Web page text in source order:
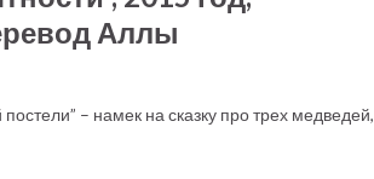
Аллы
– намек на сказку про трех медведей,